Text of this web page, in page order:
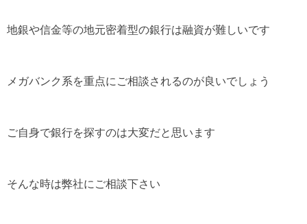
地銀や信金等の地元密着型の銀行は融資が難しいです
メガバンク系を重点にご相談されるのが良いでしょう
ご自身で銀行を探すのは大変だと思います
そんな時は弊社にご相談下さい